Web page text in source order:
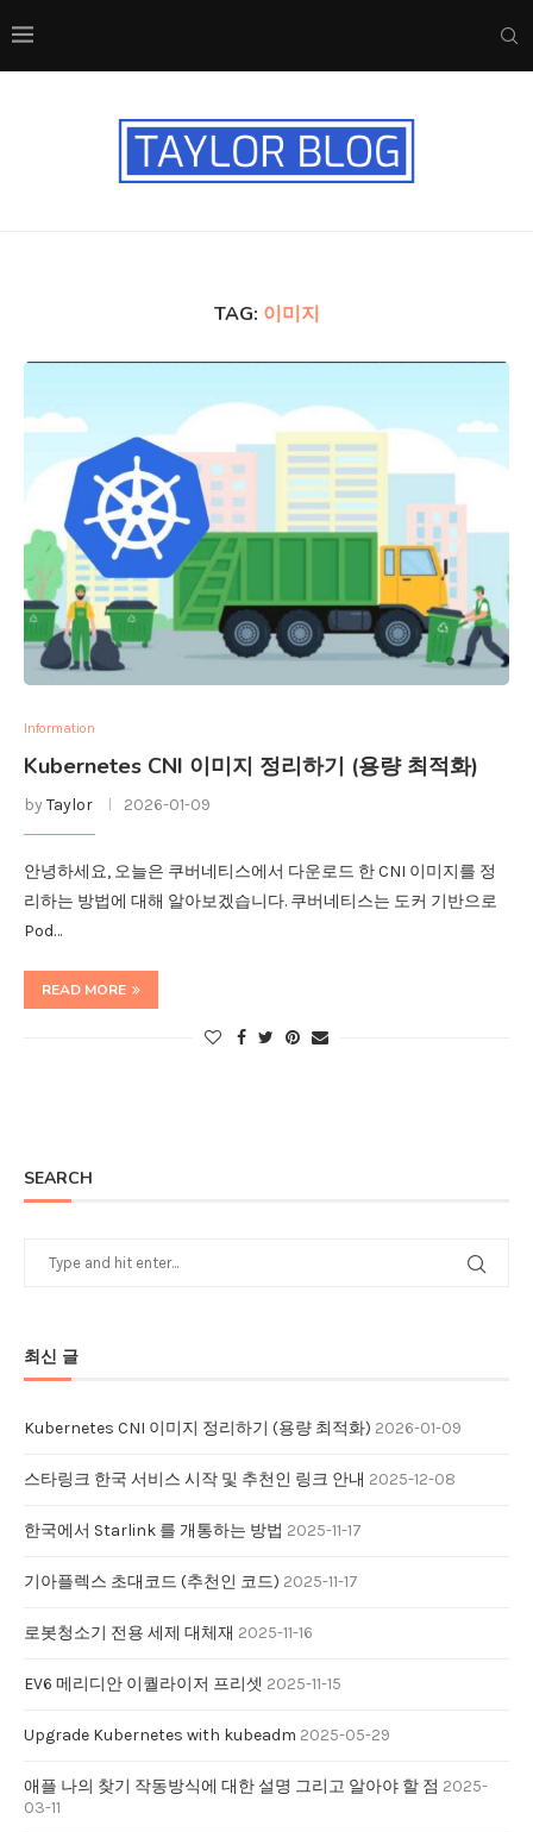
TAG: 이미지
Information
Kubernetes CNI 이미지 정리하기 (용량 최적화)
by Taylor 2026-01-09
안녕하세요, 오늘은 쿠버네티스에서 다운로드 한 CNI 이미지를 정
리하는 방법에 대해 알아보겠습니다. 쿠버네티스는 도커 기반으로
Pod…
READ MORE
SEARCH
최신 글
Kubernetes CNI 이미지 정리하기 (용량 최적화) 2026-01-09
스타링크 한국 서비스 시작 및 추천인 링크 안내 2025-12-08
한국에서 Starlink 를 개통하는 방법 2025-11-17
기아플렉스 초대코드 (추천인 코드) 2025-11-17
로봇청소기 전용 세제 대체재 2025-11-16
EV6 메리디안 이퀄라이저 프리셋 2025-11-15
Upgrade Kubernetes with kubeadm 2025-05-29
애플 나의 찾기 작동방식에 대한 설명 그리고 알아야 할 점 2025-
03-11